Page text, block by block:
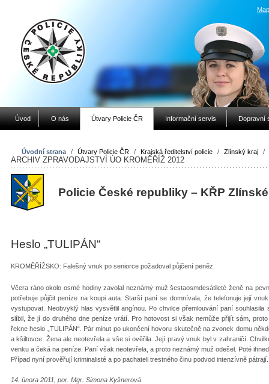
Úvod O nás Útvary Policie ČR Informační servis Dopravní
Úvodní strana / Útvary Policie ČR / Krajská ředitelství policie / Zlínský kraj /
ARCHIV ZPRAVODAJSTVÍ ÚO KROMĚŘÍŽ 2012
Policie České republiky – KŘP
Heslo „TULIPÁN“
KROMĚŘÍŽSKO: Falešný vnuk po seniorce požadoval půjčení peněz.
Včera ráno okolo osmé hodiny zavolal neznámý muž šestaosmdesátileté ženě na
potřebuje půjčit peníze na koupi auta. Starší paní se domnívala, že telefonuje její
vystupovat. Neobvyklý hlas vysvětlil angínou. Po chvilce přemlouvání paní
slíbil, že jí do druhého dne peníze vrátí. Pro hotovost si však nemůže přijít sám,
řekne heslo „TULIPÁN“. Pár minut po ukončení hovoru skutečně na zvonek domu
a kšiltovce. Žena ale neotevřela a vše si ověřila. Její pravý vnuk byl v zahraničí.
venku a čeká na peníze. Paní však neotevřela, a proto neznámý muž odešel. Poté
Případ nyní prověřují kriminalisté a po pachateli trestného činu podvod intenzívně
14. února 2011, por. Mgr. Simona Kyšnerová